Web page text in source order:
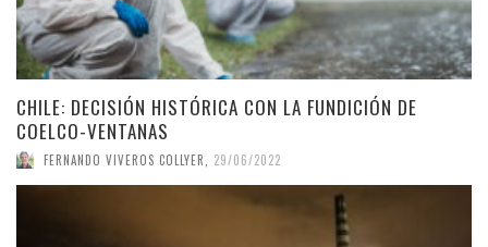
CHILE: DECISIÓN HISTÓRICA CON LA FUNDICIÓN DE
COELCO-VENTANAS
FERNANDO VIVEROS COLLYER 29/06/2022